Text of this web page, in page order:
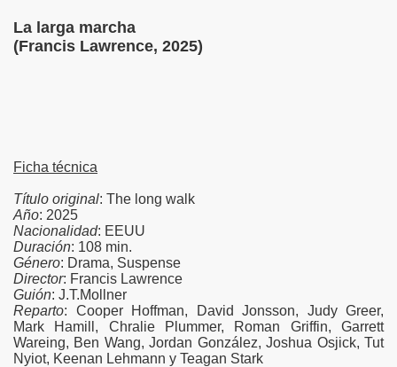
La larga marcha
(Francis Lawrence, 2025)
Ficha técnica
Título original: The long walk
Año: 2025
Nacionalidad: EEUU
Duración: 108 min.
Género: Drama, Suspense
Director: Francis Lawrence
Guión: J.T.Mollner
Reparto: Cooper Hoffman, David Jonsson, Judy Greer,
Mark Hamill, Chralie Plummer, Roman Griffin, Garrett
Wareing, Ben Wang, Jordan González, Joshua Osjick, Tut
Nyiot, Keenan Lehmann y Teagan Stark